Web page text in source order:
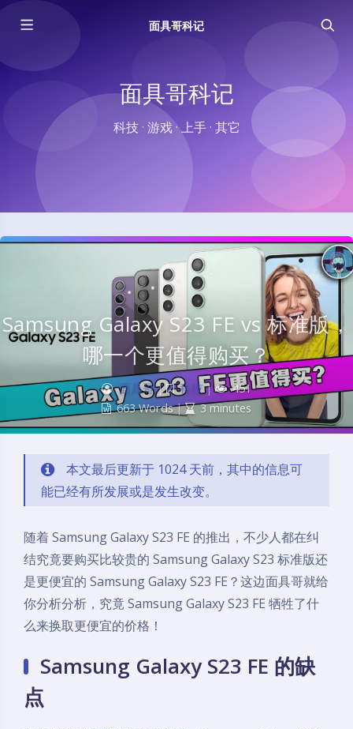
面具哥科记
面具哥科记
科技 · 游戏 · 上手 · 其它
Samsung Galaxy S23 FE vs 标准版，
哪一个更值得购买？
面具哥| 科技 |
451
663 Words| 3 minutes
本文最后更新于 1024 天前，其中的信息可
能已经有所发展或是发生改变。
随着 Samsung Galaxy S23 FE 的推出，不少人都在纠
结究竟要购买比较贵的 Samsung Galaxy S23 标准版还
是更便宜的 Samsung Galaxy S23 FE？这边面具哥就给
你分析分析，究竟 Samsung Galaxy S23 FE 牺牲了什
么来换取更便宜的价格！
Samsung Galaxy S23 FE 的缺
点